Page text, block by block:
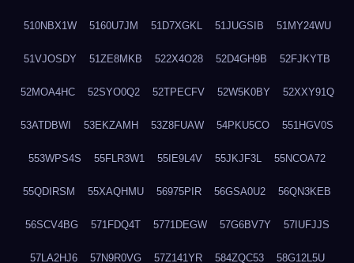
510NBX1W 5160U7JM 51D7XGKL 51JUGSIB 51MY24WU
51VJOSDY 51ZE8MKB 522X4O28 52D4GH9B 52FJKYTB
52MOA4HC 52SYO0Q2 52TPECFV 52W5K0BY 52XXY91Q
53ATDBWI 53EKZAMH 53Z8FUAW 54PKU5CO 551HGV0S
553WPS4S 55FLR3W1 55IE9L4V 55JKJF3L 55NCOA72
55QDIRSM 55XAQHMU 56975PIR 56GSA0U2 56QN3KEB
56SCV4BG 571FDQ4T 5771DEGW 57G6BV7Y 57IUFJJS
57LA2HJ6 57N9R0VG 57Z141YR 584ZQC53 58G12L5U